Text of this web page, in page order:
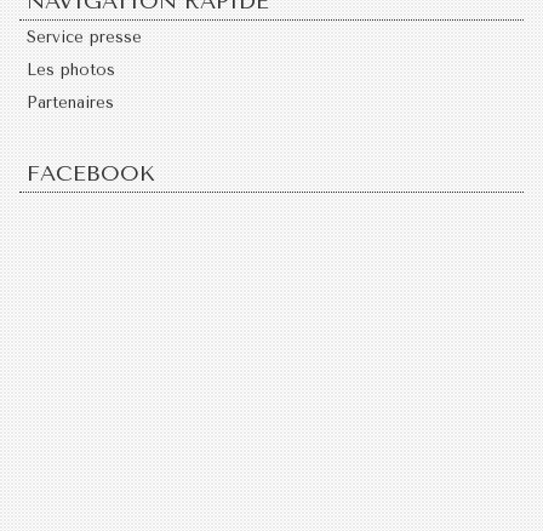
Service presse
Les photos
Partenaires
FACEBOOK